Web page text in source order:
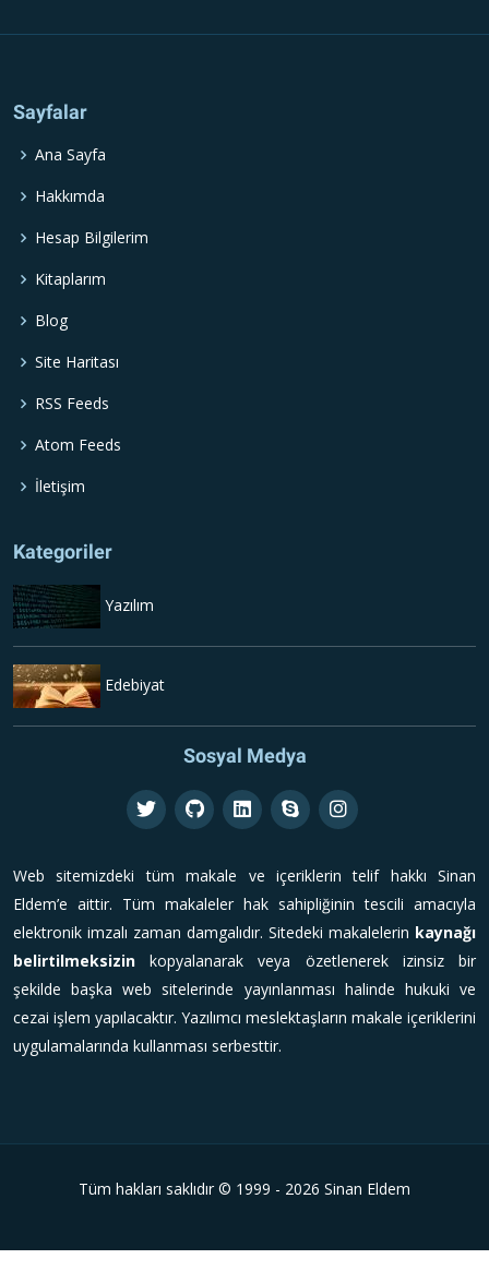
Sayfalar
Ana Sayfa
Hakkımda
Hesap Bilgilerim
Kitaplarım
Blog
Site Haritası
RSS Feeds
Atom Feeds
İletişim
Kategoriler
Yazılım
Edebiyat
Sosyal Medya
Web sitemizdeki tüm makale ve içeriklerin telif hakkı Sinan
Eldem’e aittir. Tüm makaleler hak sahipliğinin tescili amacıyla
elektronik imzalı zaman damgalıdır. Sitedeki makalelerin kaynağı
belirtilmeksizin kopyalanarak veya özetlenerek izinsiz bir
şekilde başka web sitelerinde yayınlanması halinde hukuki ve
cezai işlem yapılacaktır. Yazılımcı meslektaşların makale içeriklerini
uygulamalarında kullanması serbesttir.
Tüm hakları saklıdır © 1999 - 2026 Sinan Eldem